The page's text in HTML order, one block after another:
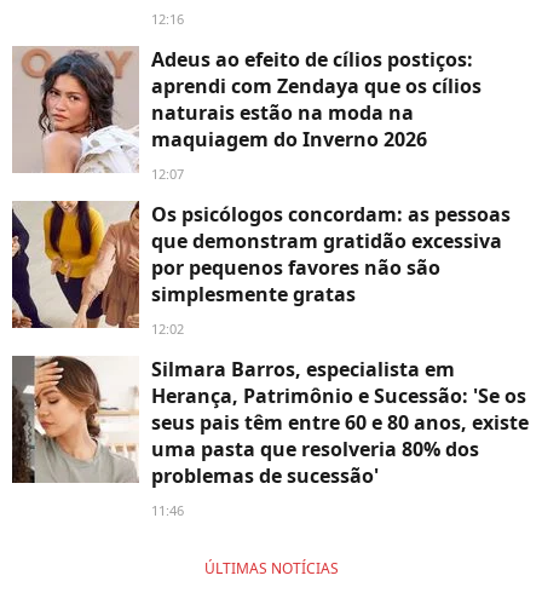
12:16
Adeus ao efeito de cílios postiços:
aprendi com Zendaya que os cílios
naturais estão na moda na
maquiagem do Inverno 2026
12:07
Os psicólogos concordam: as pessoas
que demonstram gratidão excessiva
por pequenos favores não são
simplesmente gratas
12:02
Silmara Barros, especialista em
Herança, Patrimônio e Sucessão: 'Se os
seus pais têm entre 60 e 80 anos, existe
uma pasta que resolveria 80% dos
problemas de sucessão'
11:46
ÚLTIMAS NOTÍCIAS